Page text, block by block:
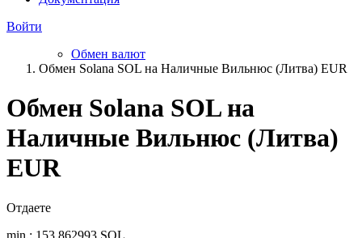
Войти
Обмен валют
Обмен Solana SOL на Наличные Вильнюс (Литва) EUR
Обмен Solana SOL на
Наличные Вильнюс (Литва)
EUR
Отдаете
min.: 153.862993 SOL